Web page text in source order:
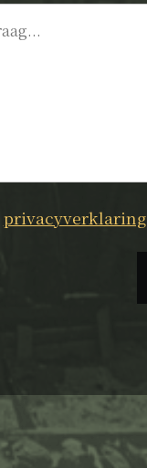
privacyverklaring